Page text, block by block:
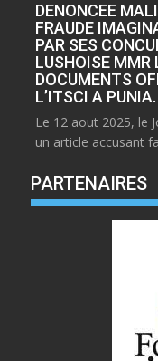
DENONCEE
FRAUDE
PAR SES
LUSHOISE MMR
DOCUMENTS
L’ITSCI A PUNIA.
Le 12 aout 2025, le
un article accusant
PARTENAIRES